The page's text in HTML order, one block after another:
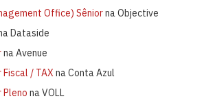
Office) Sêniorna Objective
Dataside
na Avenue
/ TAX na Conta Azul
Pleno na VOLL